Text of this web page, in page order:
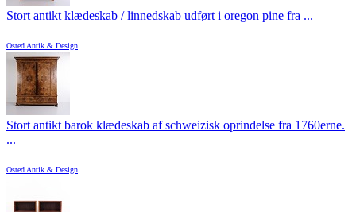
Stort antikt klædeskab / linnedskab udført i oregon pine fra ...
Osted Antik & Design
Stort antikt barok klædeskab af schweizisk oprindelse fra 1760erne.
...
Osted Antik & Design